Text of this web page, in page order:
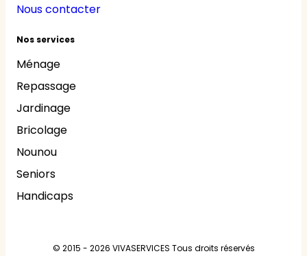
Nous contacter
Nos services
Ménage
Repassage
Jardinage
Bricolage
Nounou
Seniors
Handicaps
© 2015 - 2026 VIVASERVICES Tous droits réservés